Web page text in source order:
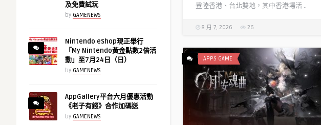
及免費試玩
by GAMENEWS
Nintendo eShop現正舉行
「My Nintendo黃金點數2倍活
動」至7月24日（日）
by GAMENEWS
AppGallery平台六月優惠活動
《老子有錢》合作加碼送
by GAMENEWS
登陸香港、台北雙地，其中香港場活 ..
8 月 7, 2026 26
APPS GAME